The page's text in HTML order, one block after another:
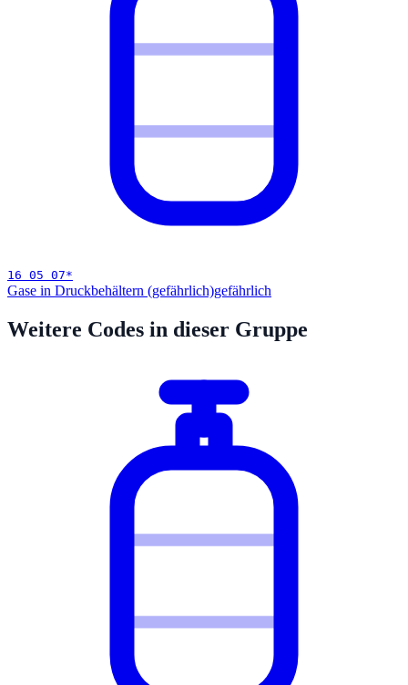
16 05 07*
Gase in Druckbehältern (gefährlich)gefährlich
Weitere Codes in dieser Gruppe